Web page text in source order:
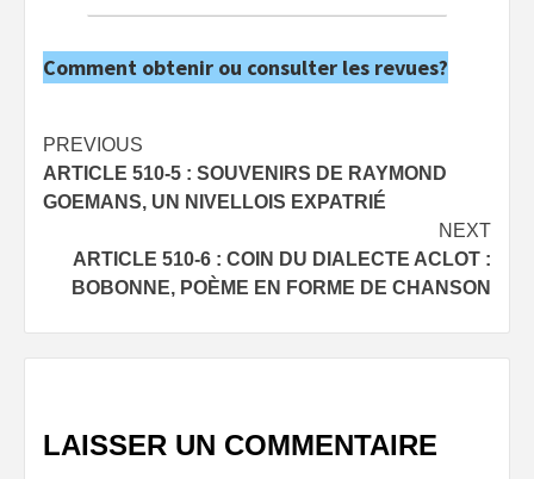
Comment obtenir ou consulter les revues?
Post
navigation
PREVIOUS
ARTICLE 510-5 : SOUVENIRS DE RAYMOND
GOEMANS, UN NIVELLOIS EXPATRIÉ
NEXT
ARTICLE 510-6 : COIN DU DIALECTE ACLOT :
BOBONNE, POÈME EN FORME DE CHANSON
LAISSER UN COMMENTAIRE